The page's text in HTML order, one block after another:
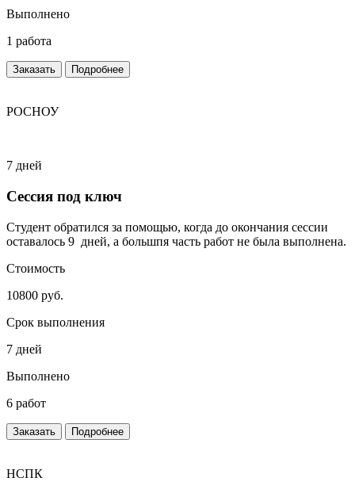
Выполнено
1 работа
Заказать Подробнее
РОСНОУ
7 дней
Сессия под ключ
Студент обратился за помощью, когда до окончания сессии
оставалось 9 дней, а большпя часть работ не была выполнена.
Стоимость
10800 руб.
Срок выполнения
7 дней
Выполнено
6 работ
Заказать Подробнее
НСПК